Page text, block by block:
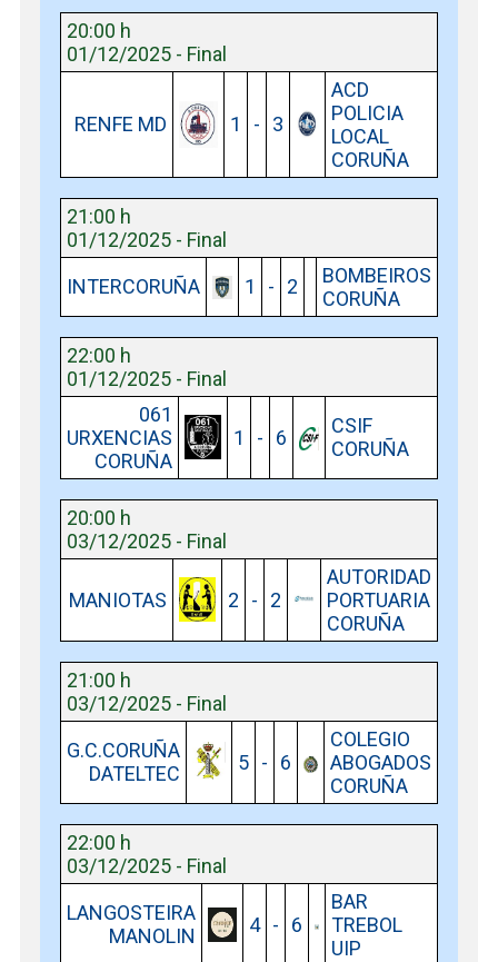
20:00 h
01/12/2025 - Final
RENFE MD 1 - 3
ACD
POLICIA
LOCAL
CORUÑA
21:00 h
01/12/2025 - Final
INTERCORUÑA
1 - 2
BOMBEIROS
CORUÑA
22:00 h
01/12/2025 - Final
061
URXENCIAS
CORUÑA
1 - 6
CSIF
CORUÑA
20:00 h
03/12/2025 - Final
MANIOTAS 2 - 2
AUTORIDAD
PORTUARIA
CORUÑA
21:00 h
03/12/2025 - Final
G.C.CORUÑA
DATELTEC
5 - 6
COLEGIO
ABOGADOS
CORUÑA
22:00 h
03/12/2025 - Final
LANGOSTEIRA
MANOLIN
4 - 6
BAR
TREBOL
UIP